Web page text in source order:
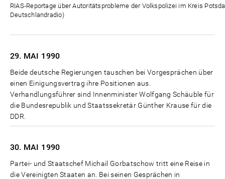
Zeit
RIAS-Reportage über Autoritätsprobleme der Volkspolizei im Kreis
Deutschlandradio)
29. MAI 1990
Beide deutsche Regierungen tauschen bei Vorgesprächen über
einen Einigungsvertrag ihre Positionen aus.
Verhandlungsführer sind Innenminister Wolfgang Schäuble für
die Bundesrepublik und Staatssekretär Günther Krause für die
DDR.
30. MAI 1990
Partei- und Staatschef Michail Gorbatschow tritt eine Reise in
die Vereinigten Staaten an. Bei seinen Gesprächen in